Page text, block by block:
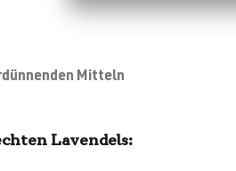
Mitteln
Lavendels: